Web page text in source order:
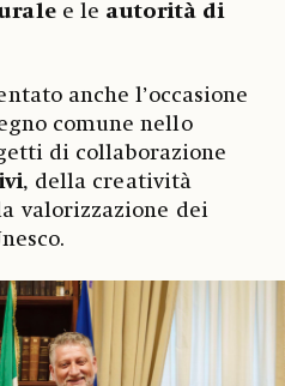
e le autorità di
anche l’occasione
comune nello
di collaborazione
, della creatività
valorizzazione dei